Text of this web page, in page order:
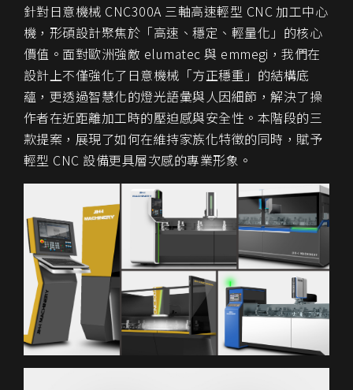
針對日意機械 CNC300A 三軸高速輕型 CNC 加工中心
機，形碩設計聚焦於「高速、穩定、輕量化」的核心
價值。面對歐洲強敵 elumatec 與 emmegi，我們在
設計上不僅強化了日意機械「方正穩重」的結構底
蘊，更透過智慧化的燈光語彙與人因細節，解決了操
作者在近距離加工時的壓迫感與安全性。本階段的三
款提案，展現了如何在維持家族化特徵的同時，賦予
輕型 CNC 設備更具層次感的專業形象。